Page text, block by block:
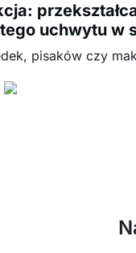
uchwytu w
pisaków czy